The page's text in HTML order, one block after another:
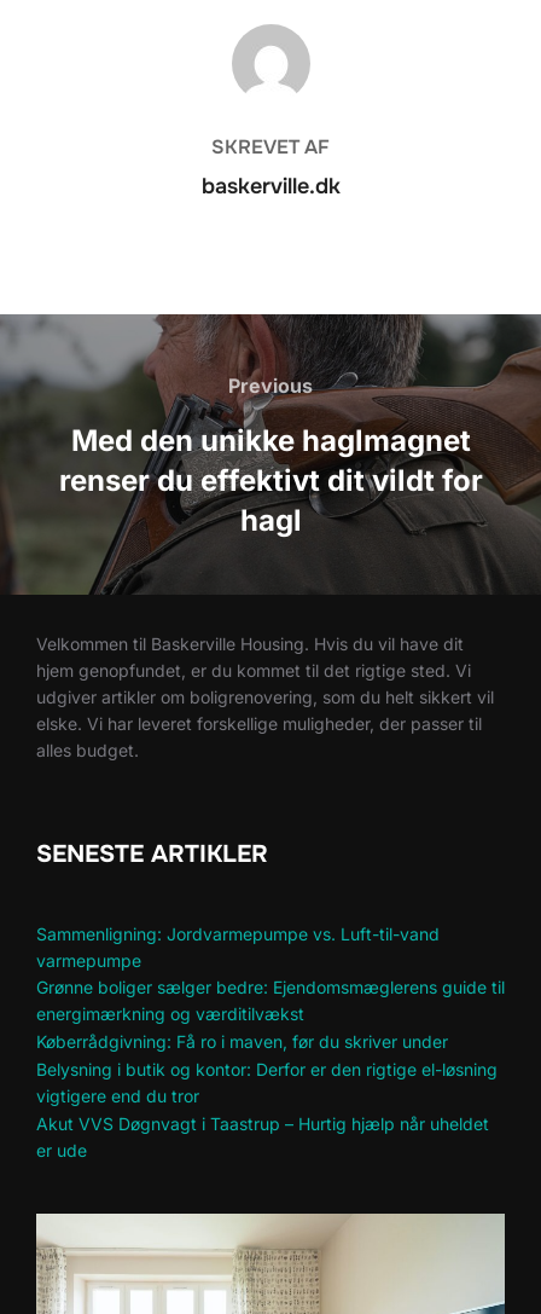
FORFATTER
SKREVET AF
baskerville.dk
Indlægsnavigation
Previous
Previous
Med den unikke haglmagnet
renser du effektivt dit vildt for
hagl
Velkommen til Baskerville Housing. Hvis du vil have dit
hjem genopfundet, er du kommet til det rigtige sted. Vi
udgiver artikler om boligrenovering, som du helt sikkert vil
elske. Vi har leveret forskellige muligheder, der passer til
alles budget.
SENESTE ARTIKLER
Sammenligning: Jordvarmepumpe vs. Luft-til-vand
varmepumpe
Grønne boliger sælger bedre: Ejendomsmæglerens guide til
energimærkning og værditilvækst
Køberrådgivning: Få ro i maven, før du skriver under
Belysning i butik og kontor: Derfor er den rigtige el-løsning
vigtigere end du tror
Akut VVS Døgnvagt i Taastrup – Hurtig hjælp når uheldet
er ude